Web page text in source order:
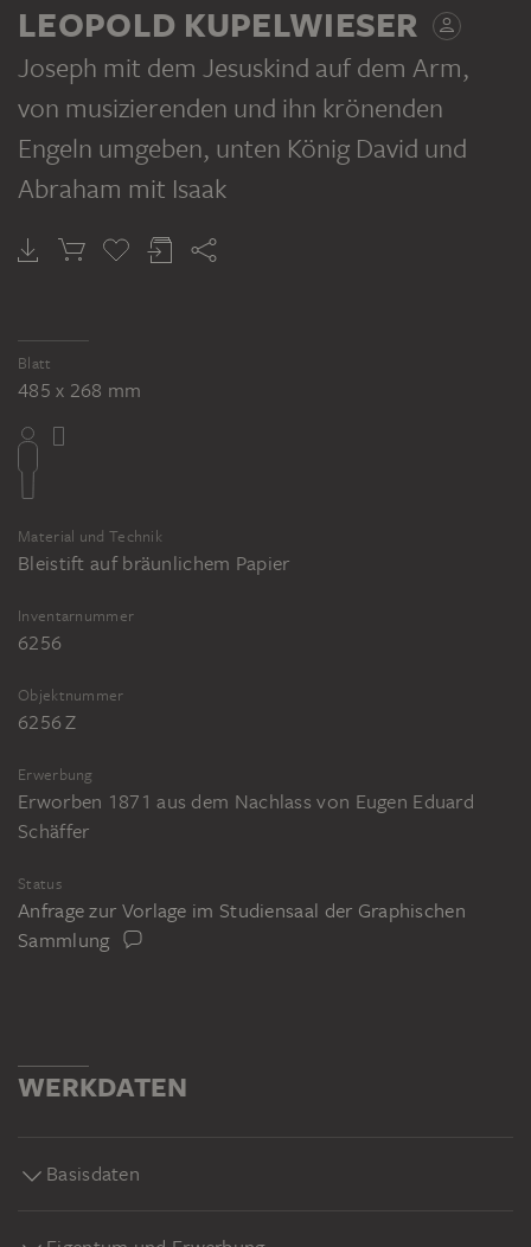
LEOPOLD KUPELWIESER
Joseph mit dem Jesuskind auf dem Arm,
von musizierenden und ihn krönenden
Engeln umgeben, unten König David und
Abraham mit Isaak
Blatt
485 x 268 mm
Material und Technik
Bleistift auf bräunlichem Papier
Inventarnummer
6256
Objektnummer
6256 Z
Erwerbung
Erworben 1871 aus dem Nachlass von Eugen Eduard
Schäffer
Status
Anfrage zur Vorlage im Studiensaal der Graphischen
Sammlung
WERKDATEN
Basisdaten